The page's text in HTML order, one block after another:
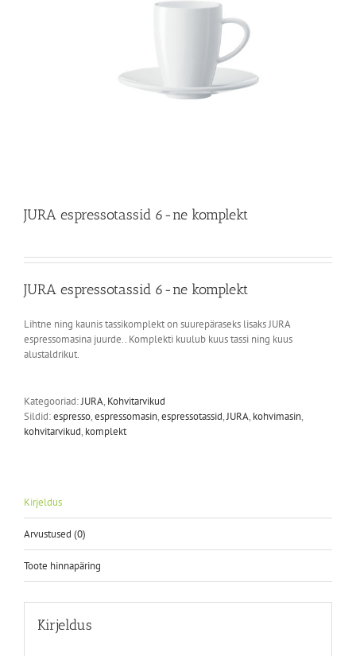
JURA espressotassid 6-ne komplekt
JURA espressotassid 6-ne komplekt
Lihtne ning kaunis tassikomplekt on suurepäraseks lisaks JURA
espressomasina juurde.. Komplekti kuulub kuus tassi ning kuus
alustaldrikut.
Kategooriad:JURA, Kohvitarvikud
Sildid:espresso,espressomasin,espressotassid,JURA, kohvimasin,
kohvitarvikud, komplekt
Kirjeldus
Arvustused (0)
Toote hinnapäring
Kirjeldus